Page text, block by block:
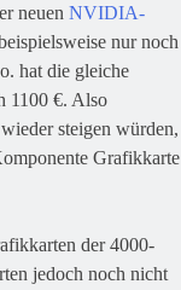
neuen NVIDIA-
nur noch
hat die gleiche
1100 €. Also
steigen würden,
Grafikkarte
der 4000-
jedoch noch nicht